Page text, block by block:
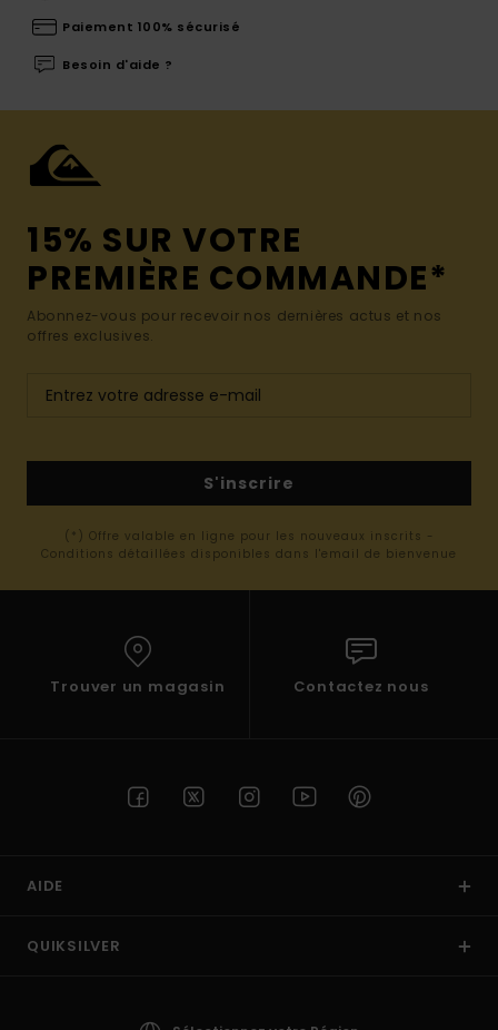
Paiement 100% sécurisé
Besoin d'aide ?
15% SUR VOTRE
PREMIÈRE COMMANDE*
Abonnez-vous pour recevoir nos dernières actus et nos
offres exclusives.
S'inscrire
(*) Offre valable en ligne pour les nouveaux inscrits -
Conditions détaillées disponibles dans l'email de bienvenue
Trouver un magasin Contactez nous
AIDE
QUIKSILVER